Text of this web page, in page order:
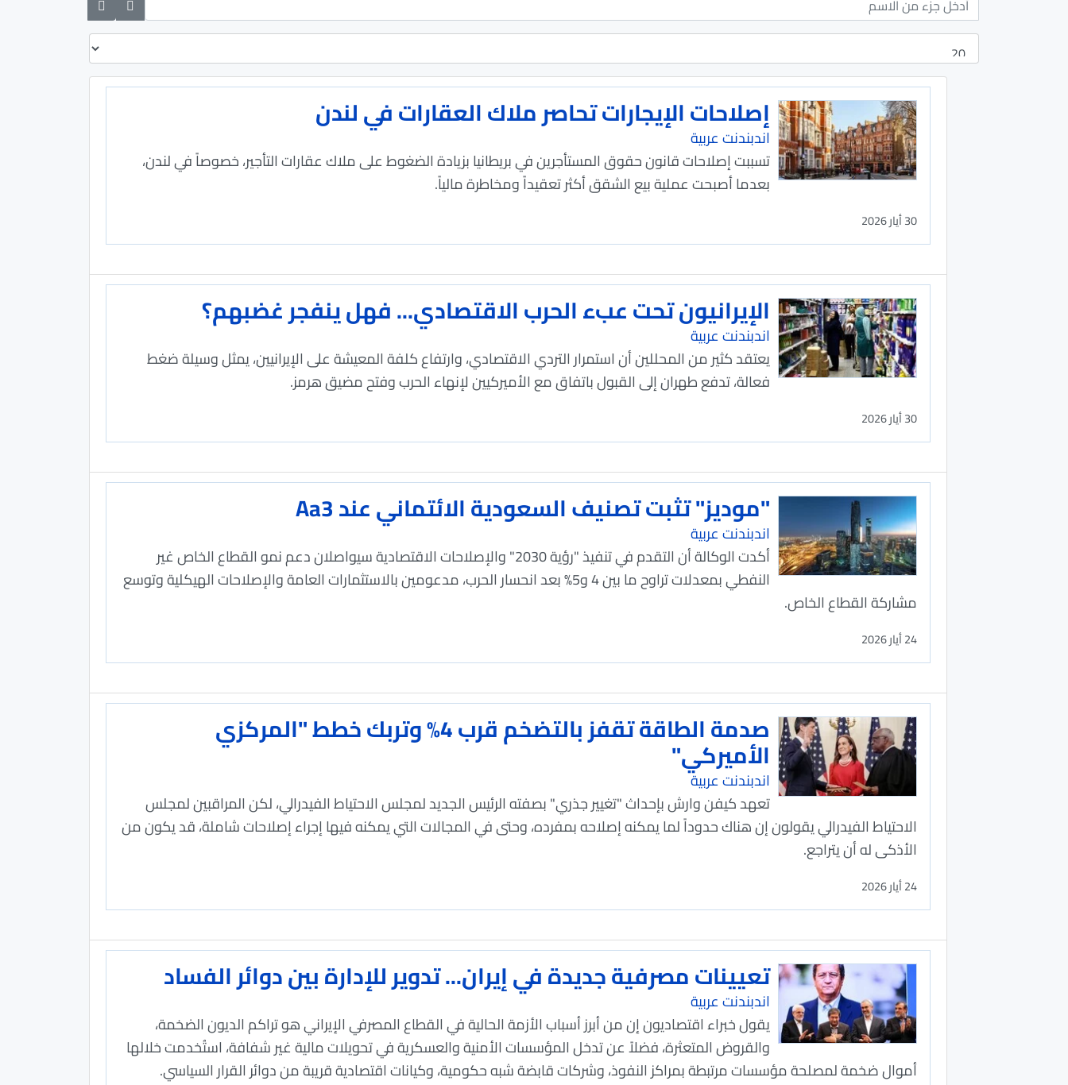
إصلاحات الإيجارات تحاصر ملاك العقارات في لندن
اندبندنت عربية
تسببت إصلاحات قانون حقوق المستأجرين في بريطانيا بزيادة الضغوط على ملاك عقارات التأجير، خصوصاً في لندن،
بعدما أصبحت عملية بيع الشقق أكثر تعقيداً ومخاطرة مالياً.
30 أيار 2026
الإيرانيون تحت عبء الحرب الاقتصادي... فهل ينفجر غضبهم؟
اندبندنت عربية
يعتقد كثير من المحللين أن استمرار التردي الاقتصادي، وارتفاع كلفة المعيشة على الإيرانيين، يمثل وسيلة ضغط
فعالة، تدفع طهران إلى القبول باتفاق مع الأميركيين لإنهاء الحرب وفتح مضيق هرمز.
30 أيار 2026
"موديز" تثبت تصنيف السعودية الائتماني عند Aa3
اندبندنت عربية
أكدت الوكالة أن التقدم في تنفيذ "رؤية 2030" والإصلاحات الاقتصادية سيواصلان دعم نمو القطاع الخاص غير
النفطي بمعدلات تراوح ما بين 4 و5% بعد انحسار الحرب، مدعومين بالاستثمارات العامة والإصلاحات الهيكلية وتوسع
مشاركة القطاع الخاص.
24 أيار 2026
صدمة الطاقة تقفز بالتضخم قرب 4% وتربك خطط "المركزي
الأميركي"
اندبندنت عربية
تعهد كيفن وارش بإحداث "تغيير جذري" بصفته الرئيس الجديد لمجلس الاحتياط الفيدرالي، لكن المراقبين لمجلس
الاحتياط الفيدرالي يقولون إن هناك حدوداً لما يمكنه إصلاحه بمفرده، وحتى في المجالات التي يمكنه فيها إجراء إصلاحات شاملة، قد يكون من
الأذكى له أن يتراجع.
24 أيار 2026
تعيينات مصرفية جديدة في إيران... تدوير للإدارة بين دوائر الفساد
اندبندنت عربية
يقول خبراء اقتصاديون إن من أبرز أسباب الأزمة الحالية في القطاع المصرفي الإيراني هو تراكم الديون الضخمة،
والقروض المتعثرة، فضلاً عن تدخل المؤسسات الأمنية والعسكرية في تحويلات مالية غير شفافة، استُخدمت خلالها
أموال ضخمة لمصلحة مؤسسات مرتبطة بمراكز النفوذ، وشركات قابضة شبه حكومية، وكيانات اقتصادية قريبة من دوائر القرار السياسي.